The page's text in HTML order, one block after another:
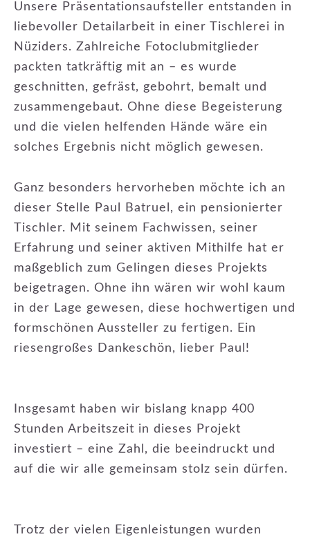
Unsere Präsentationsaufsteller entstanden in
liebevoller Detailarbeit in einer Tischlerei in
Nüziders. Zahlreiche Fotoclubmitglieder
packten tatkräftig mit an – es wurde
geschnitten, gefräst, gebohrt, bemalt und
zusammengebaut. Ohne diese Begeisterung
und die vielen helfenden Hände wäre ein
solches Ergebnis nicht möglich gewesen.
Ganz besonders hervorheben möchte ich an
dieser Stelle Paul Batruel, ein pensionierter
Tischler. Mit seinem Fachwissen, seiner
Erfahrung und seiner aktiven Mithilfe hat er
maßgeblich zum Gelingen dieses Projekts
beigetragen. Ohne ihn wären wir wohl kaum
in der Lage gewesen, diese hochwertigen und
formschönen Aussteller zu fertigen. Ein
riesengroßes Dankeschön, lieber Paul!
Insgesamt haben wir bislang knapp 400
Stunden Arbeitszeit in dieses Projekt
investiert – eine Zahl, die beeindruckt und
auf die wir alle gemeinsam stolz sein dürfen.
Trotz der vielen Eigenleistungen wurden